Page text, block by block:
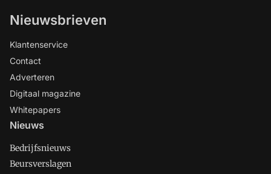
Nieuwsbrieven
Klantenservice
Contact
Adverteren
Digitaal magazine
Whitepapers
Nieuws
Bedrijfsnieuws
Beursverslagen